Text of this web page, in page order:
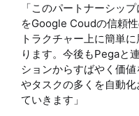
「このパートナーシッ
をGoogle Coudの信頼
トラクチャー上に簡単
ります。今後もPegaと
ションからすばやく価
やタスクの多くを自動
ていきます」